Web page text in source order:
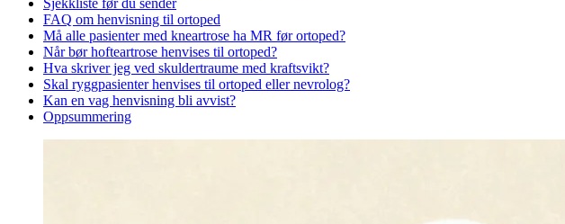
FAQ om henvisning til ortoped
Må alle pasienter med kneartrose ha MR før ortoped?
Når bør hofteartrose henvises til ortoped?
Hva skriver jeg ved skuldertraume med kraftsvikt?
Skal ryggpasienter henvises til ortoped eller nevrolog?
Kan en vag henvisning bli avvist?
Oppsummering